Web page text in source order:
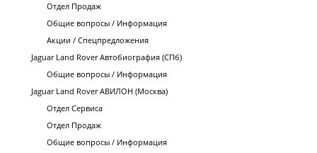
Отдел Продаж
Общие вопросы / Информация
Акции / Спецпредложения
Jaguar Land Rover Автобиография (СПб)
Общие вопросы / Информация
Jaguar Land Rover АВИЛОН (Москва)
Отдел Сервиса
Отдел Продаж
Общие вопросы / Информация